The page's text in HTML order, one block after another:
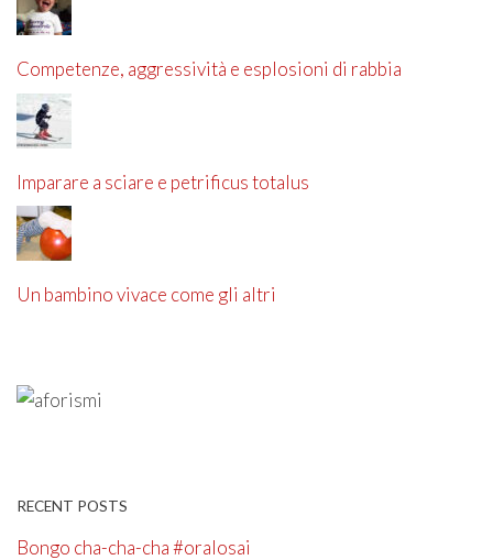
Competenze, aggressività e esplosioni di rabbia
Imparare a sciare e petrificus totalus
Un bambino vivace come gli altri
RECENT POSTS
Bongo cha-cha-cha #oralosai